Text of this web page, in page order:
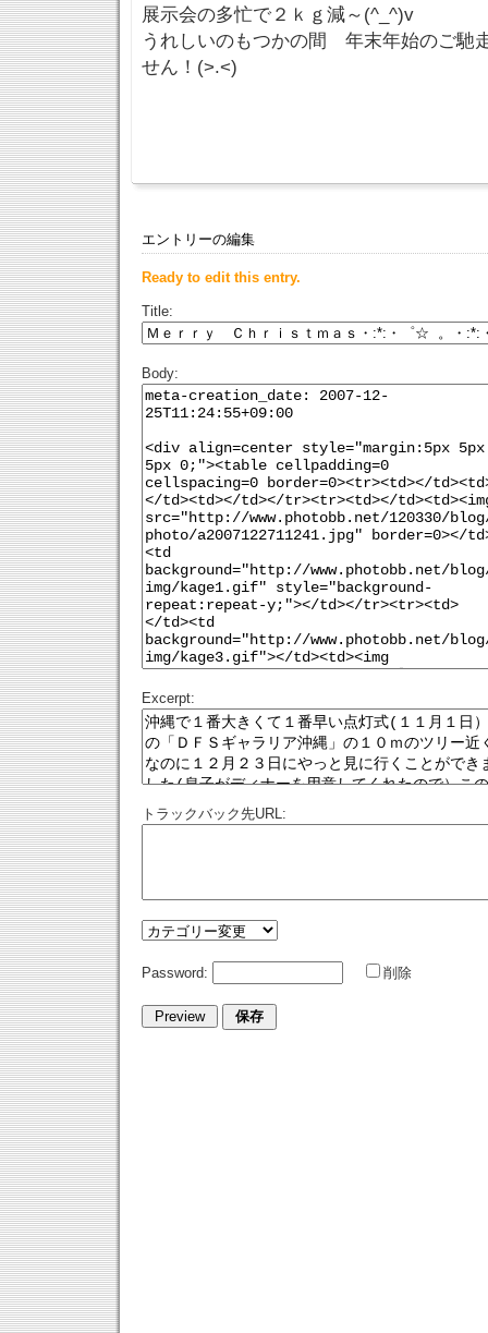
展示会の多忙で２ｋｇ減～(^_^)v
うれしいのもつかの間 年末年始のご馳
せん！(>.<)
エントリーの編集
Ready to edit this entry.
Title:
Body:
Excerpt:
トラックバック先URL:
Password: 削除